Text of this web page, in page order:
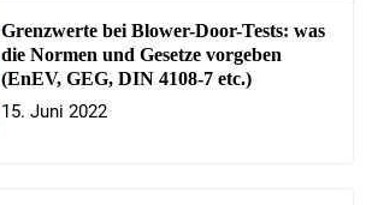
Grenzwerte bei Blower-Door-Tests: was
die Normen und Gesetze vorgeben
(EnEV, GEG, DIN 4108-7 etc.)
15. Juni 2022